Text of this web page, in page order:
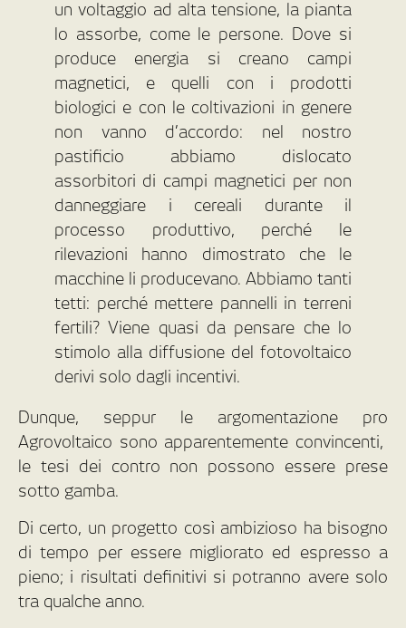
un voltaggio ad alta tensione, la pianta
lo assorbe, come le persone. Dove si
produce energia si creano campi
magnetici, e quelli con i prodotti
biologici e con le coltivazioni in genere
non vanno d’accordo: nel nostro
pastificio abbiamo dislocato
assorbitori di campi magnetici per non
danneggiare i cereali durante il
processo produttivo, perché le
rilevazioni hanno dimostrato che le
macchine li producevano. Abbiamo tanti
tetti: perché mettere pannelli in terreni
fertili? Viene quasi da pensare che lo
stimolo alla diffusione del fotovoltaico
derivi solo dagli incentivi.
Dunque, seppur le argomentazione pro
Agrovoltaico sono apparentemente convincenti,
le tesi dei contro non possono essere prese
sotto gamba.
Di certo, un progetto così ambizioso ha bisogno
di tempo per essere migliorato ed espresso a
pieno; i risultati definitivi si potranno avere solo
tra qualche anno.